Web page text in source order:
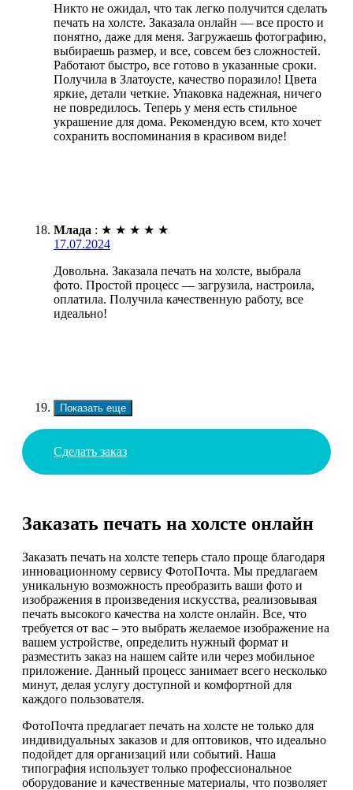
Никто не ожидал, что так легко получится сделать
печать на холсте. Заказала онлайн — все просто и
понятно, даже для меня. Загружаешь фотографию,
выбираешь размер, и все, совсем без сложностей.
Работают быстро, все готово в указанные сроки.
Получила в Златоусте, качество поразило! Цвета
яркие, детали четкие. Упаковка надежная, ничего
не повредилось. Теперь у меня есть стильное
украшение для дома. Рекомендую всем, кто хочет
сохранить воспоминания в красивом виде!
Млада : ★ ★ ★ ★ ★
17.07.2024
Довольна. Заказала печать на холсте, выбрала
фото. Простой процесс — загрузила, настроила,
оплатила. Получила качественную работу, все
идеально!
Показать еще
Сделать заказ
Заказать печать на холсте онлайн
Заказать печать на холсте теперь стало проще благодаря
инновационному сервису ФотоПочта. Мы предлагаем
уникальную возможность преобразить ваши фото и
изображения в произведения искусства, реализовывая
печать высокого качества на холсте онлайн. Все, что
требуется от вас – это выбрать желаемое изображение на
вашем устройстве, определить нужный формат и
разместить заказ на нашем сайте или через мобильное
приложение. Данный процесс занимает всего несколько
минут, делая услугу доступной и комфортной для
каждого пользователя.
ФотоПочта предлагает печать на холсте не только для
индивидуальных заказов и для оптовиков, что идеально
подойдет для организаций или событий. Наша
типография использует только профессиональное
оборудование и качественные материалы, что позволяет